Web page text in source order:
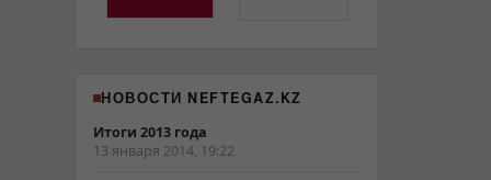
НОВОСТИ NEFTEGAZ.KZ
Итоги 2013 года
13 января 2014, 19:22